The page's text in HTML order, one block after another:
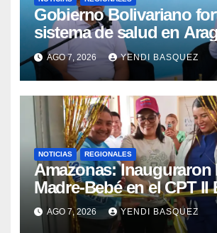
Gobierno Bolivariano
sistema de salud en
la reinauguración del
AGO 7, 2026 YENDI BASQUEZ
NOTICIAS REGIONALES
​Amazonas: Inauguraron
Madre-Bebé en el CPT II
del Aeropuerto
Rincón
AGO 7, 2026 YENDI BASQUEZ